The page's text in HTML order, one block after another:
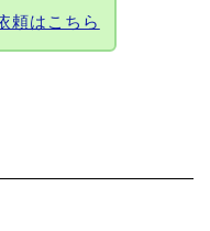
頼はこちら